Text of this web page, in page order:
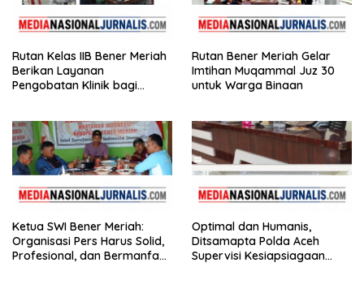
Rutan Kelas IIB Bener Meriah
Berikan Layanan
Pengobatan Klinik bagi
Rutan Bener Meriah Gelar
Imtihan Muqammal Juz 30
untuk Warga Binaan
Ketua SWI Bener Meriah:
Organisasi Pers Harus Solid,
Profesional, dan Bermanfaat
Optimal dan Humanis,
Ditsamapta Polda Aceh
Supervisi Kesiapsiagaan